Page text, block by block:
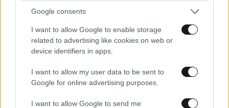
Google consents
I want to allow Google to enable storage
related to advertising like cookies on web or
device identifiers in apps.
I want to allow my user data to be sent to
Google for online advertising purposes.
I want to allow Google to send me